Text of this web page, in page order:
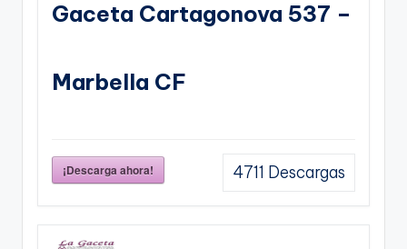
Gaceta Cartagonova 537 –
Marbella CF
¡Descarga ahora! 4711 Descargas